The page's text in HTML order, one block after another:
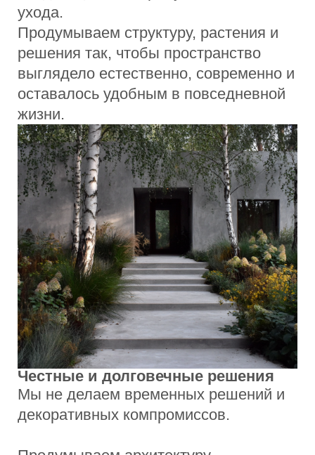
Природный сад с местными
растениями, гравийными дорожками и
автоматическим поливом. Площадь 15
соток.
Современный сад с
террасированием
Многоуровневый участок со
встроенным освещением, дренажной
системой и зоной отдыха. 20 соток.